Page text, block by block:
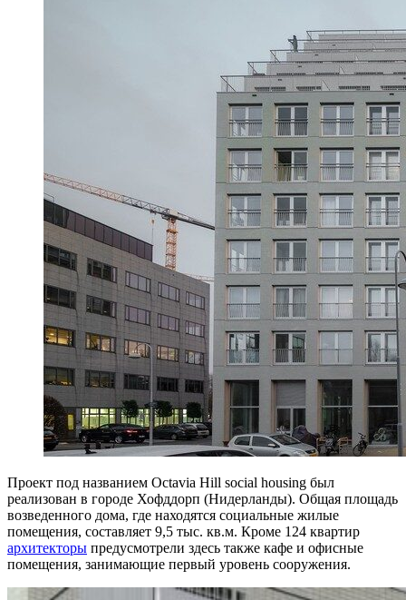
Проект под названием Octavia Hill social housing был
реализован в городе Хофддорп (Нидерланды). Общая площадь
возведенного дома, где находятся социальные жилые
помещения, составляет 9,5 тыс. кв.м. Кроме 124 квартир
архитекторы предусмотрели здесь также кафе и офисные
помещения, занимающие первый уровень сооружения.